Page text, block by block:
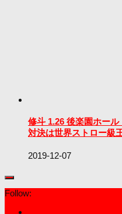
修斗 1.26 後楽園ホー
対決は世界ストロー級
2019-12-07
Follow: